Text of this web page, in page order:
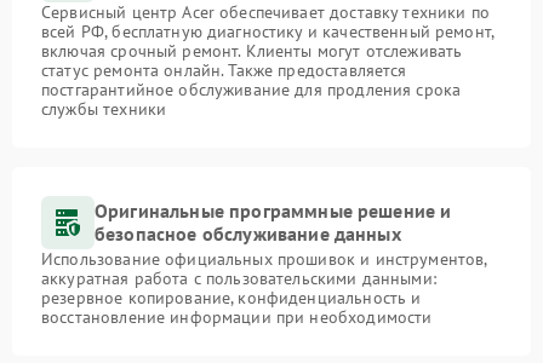
Сервисный центр Acer обеспечивает доставку техники по
всей РФ, бесплатную диагностику и качественный ремонт,
включая срочный ремонт. Клиенты могут отслеживать
статус ремонта онлайн. Также предоставляется
постгарантийное обслуживание для продления срока
службы техники
Оригинальные программные решение и
безопасное обслуживание данных
Использование официальных прошивок и инструментов,
аккуратная работа с пользовательскими данными:
резервное копирование, конфиденциальность и
восстановление информации при необходимости